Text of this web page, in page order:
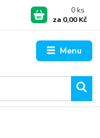
Menu
0 ks
za 0,00 Kč